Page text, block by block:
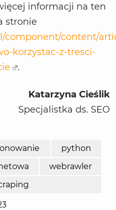
informacji na ten
stronie
component/content/
korzystac-z-tresci-
.
Katarzyna Cieślik
Specjalistka ds. SEO
python
webrawler